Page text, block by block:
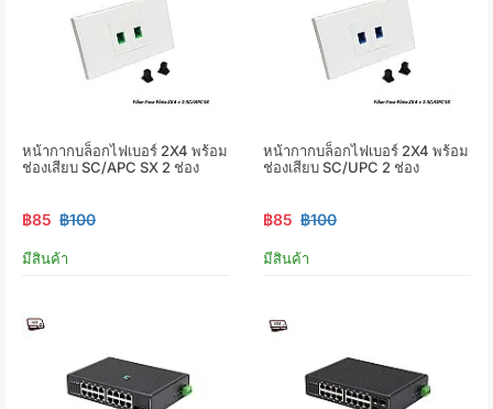
หน้ากากบล็อกไฟเบอร์ 2X4 พร้อม
ช่องเสียบ SC/APC SX 2 ช่อง
฿85 ฿100
มีสินค้า
หน้ากากบล็อกไฟเบอร์ 2X4 พร้อม
ช่องเสียบ SC/UPC 2 ช่อง
฿85 ฿100
มีสินค้า